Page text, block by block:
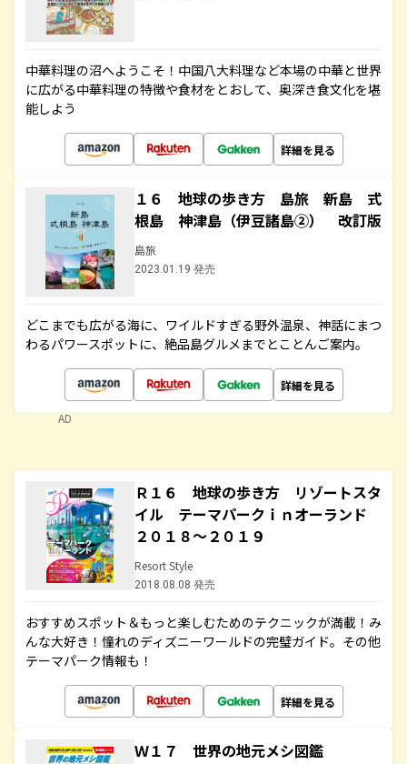
中華料理の沼へようこそ！中国八大料理など本場の中華と世界
に広がる中華料理の特徴や食材をとおして、奥深き食文化を堪
能しよう
詳細を見る
１６ 地球の歩き方 島旅 新島 式
根島 神津島（伊豆諸島②） 改訂版
島旅
2023.01.19 発売
どこまでも広がる海に、ワイルドすぎる野外温泉、神話にまつ
わるパワースポットに、絶品島グルメまでとことんご案内。
詳細を見る
AD
Ｒ１６ 地球の歩き方 リゾートスタ
イル テーマパークｉｎオーランド
２０１８～２０１９
Resort Style
2018.08.08 発売
おすすめスポット＆もっと楽しむためのテクニックが満載！み
んな大好き！憧れのディズニーワールドの完璧ガイド。その他
テーマパーク情報も！
詳細を見る
Ｗ１７ 世界の地元メシ図鑑